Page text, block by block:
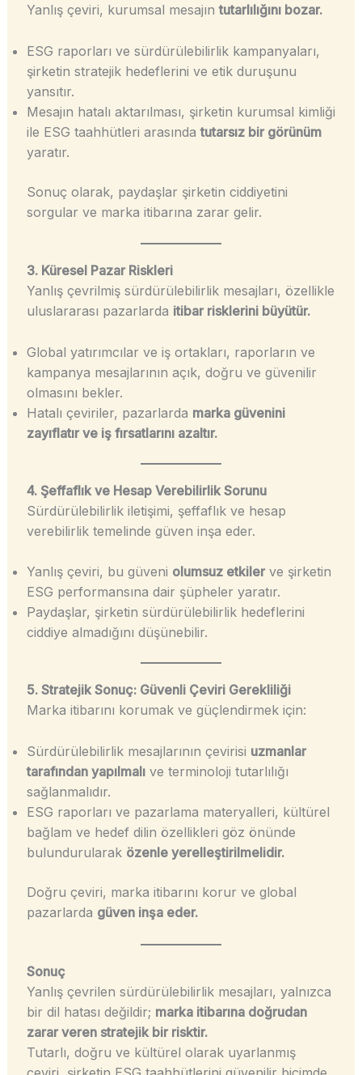
Yanlış çeviri, kurumsal mesajıntutarlılığını bozar.
ESG raporları ve sürdürülebilirlik kampanyaları,
şirketin stratejik hedeflerini ve etik duruşunu
yansıtır.
Mesajın hatalı aktarılması, şirketin kurumsal kimliği
ile ESG taahhütleri arasındatutarsız bir görünüm
yaratır.
Sonuç olarak, paydaşlar şirketin ciddiyetini
sorgular ve marka itibarına zarar gelir.
3. Küresel Pazar Riskleri
Yanlış çevrilmiş sürdürülebilirlik mesajları, özellikle
uluslararası pazarlarda itibar risklerini büyütür.
Global yatırımcılar ve iş ortakları, raporların ve
kampanya mesajlarının açık, doğru ve güvenilir
olmasını bekler.
Hatalı çeviriler, pazarlarda marka güvenini
zayıflatır ve iş fırsatlarını azaltır.
4. Şeffaflık ve Hesap Verebilirlik Sorunu
Sürdürülebilirlik iletişimi, şeffaflık ve hesap
verebilirlik temelinde güven inşa eder.
Yanlış çeviri, bu güveni olumsuz etkilerve şirketin
ESG performansına dair şüpheler yaratır.
Paydaşlar, şirketin sürdürülebilirlik hedeflerini
ciddiye almadığını düşünebilir.
5. Stratejik Sonuç: Güvenli Çeviri Gerekliliği
Marka itibarını korumak ve güçlendirmek için:
Sürdürülebilirlik mesajlarının çevirisi uzmanlar
tarafından yapılmalıve terminoloji tutarlılığı
sağlanmalıdır.
ESG raporları ve pazarlama materyalleri, kültürel
bağlam ve hedef dilin özellikleri göz önünde
bulundurularak özenle yerelleştirilmelidir.
Doğru çeviri, marka itibarını korur ve global
pazarlarda güven inşa eder.
Sonuç
Yanlış çevrilen sürdürülebilirlik mesajları, yalnızca
bir dil hatası değildir; marka itibarına doğrudan
zarar veren stratejik bir risktir.
Tutarlı, doğru ve kültürel olarak uyarlanmış